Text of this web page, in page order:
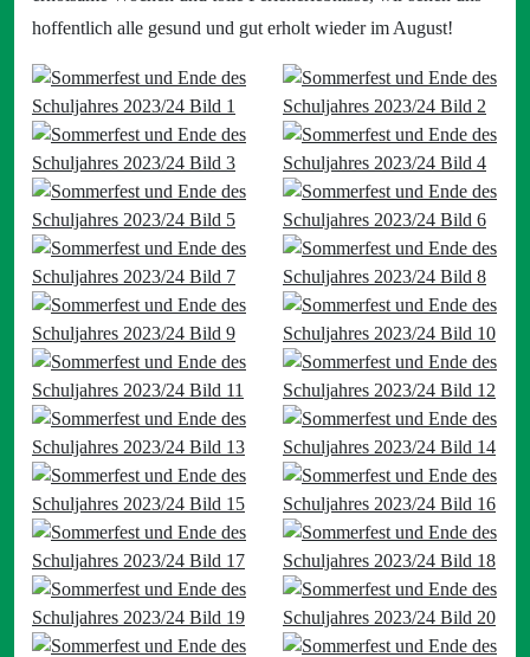
hoffentlich alle gesund und gut erholt wieder im August!